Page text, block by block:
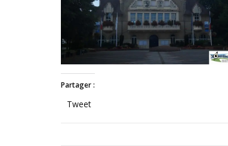
Partager :
Tweet